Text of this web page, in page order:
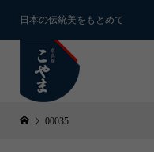
日本の伝統美をもとめて
00035